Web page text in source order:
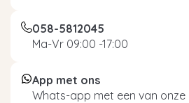
058-5812045
Ma-Vr 09:00 -17:00
App met ons
Whats-app met een van onze